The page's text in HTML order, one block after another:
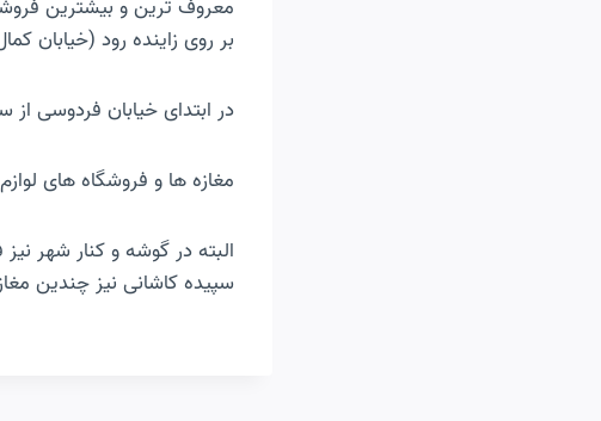
معروف ترین و بیشترین
بر روی زاینده رود (خیابان
در ابتدای خیابان فردوسی از
مغازه ها و فروشگاه های
البته در گوشه و کنار شهر
سپیده کاشانی نیز چندین